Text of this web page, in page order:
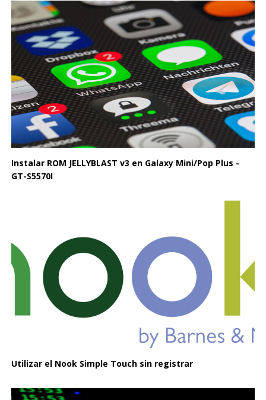
Instalar ROM JELLYBLAST v3 en Galaxy Mini/Pop Plus -
GT-S5570I
Utilizar el Nook Simple Touch sin registrar